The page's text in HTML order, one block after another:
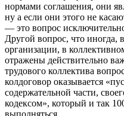
нормами соглашения, они
ну а если они этого не
— это вопрос
Другой вопрос, что иногда,
организации, в
отражены действительно
трудового коллектива
колдоговор оказывается
содержательной части,
кодексом», который и так